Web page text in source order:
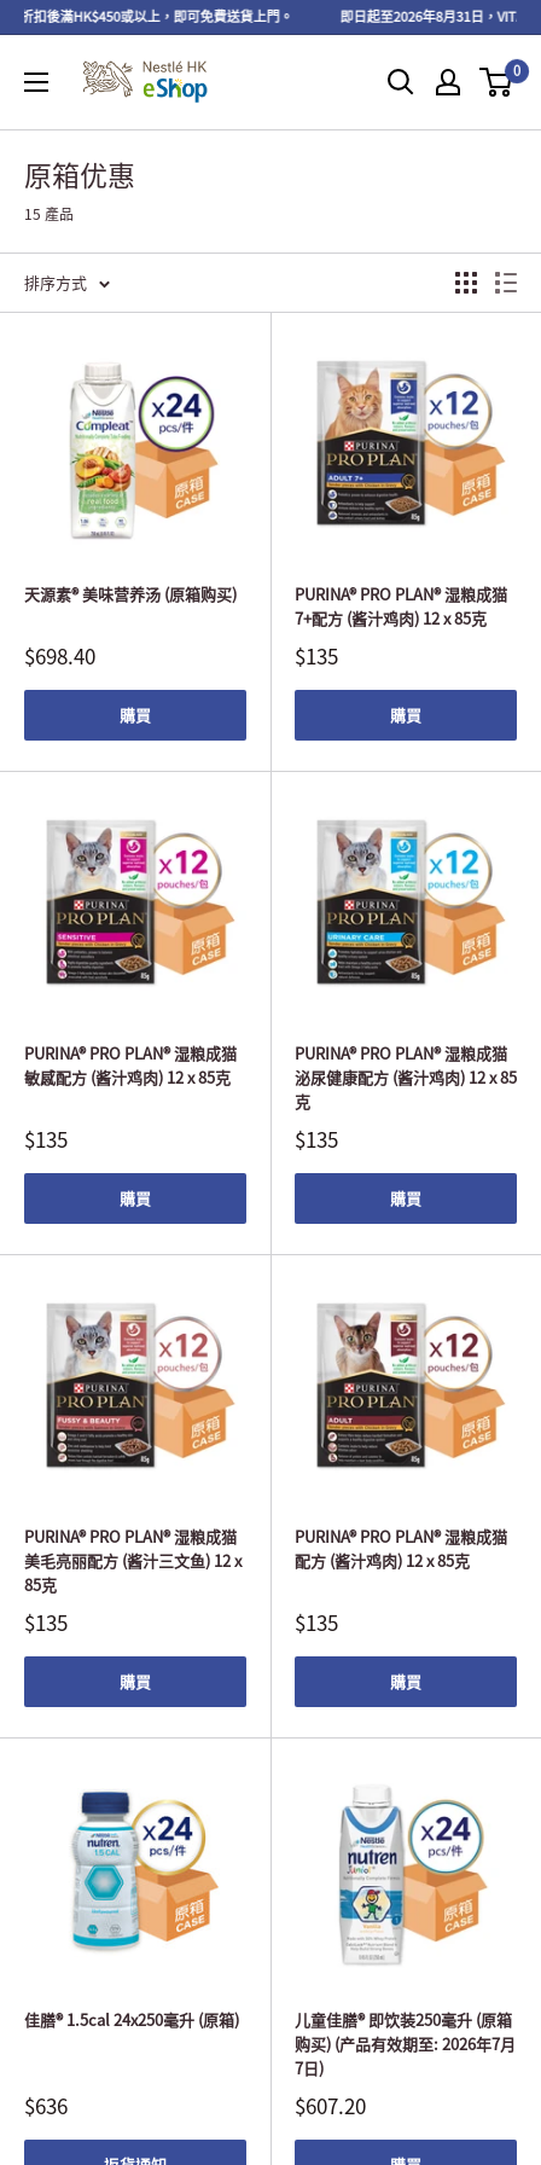
扣後滿HK$450或以上，即可免費送貨上門。 即日起至2026年8月31日，VITAL
0
原箱优惠
15 產品
排序方式
天源素® 美味营养汤 (原箱购买)
$698.40
購買
PURINA® PRO PLAN® 湿粮成猫
7+配方 (酱汁鸡肉) 12 x 85克
$135
購買
PURINA® PRO PLAN® 湿粮成猫
敏感配方 (酱汁鸡肉) 12 x 85克
$135
購買
PURINA® PRO PLAN® 湿粮成猫
泌尿健康配方 (酱汁鸡肉) 12 x 85
克
$135
購買
PURINA® PRO PLAN® 湿粮成猫
美毛亮丽配方 (酱汁三文鱼) 12 x
85克
$135
購買
PURINA® PRO PLAN® 湿粮成猫
配方 (酱汁鸡肉) 12 x 85克
$135
購買
佳膳® 1.5cal 24x250毫升 (原箱)
$636
儿童佳膳® 即饮装250毫升 (原箱
购买) (产品有效期至: 2026年7月
7日)
$607.20